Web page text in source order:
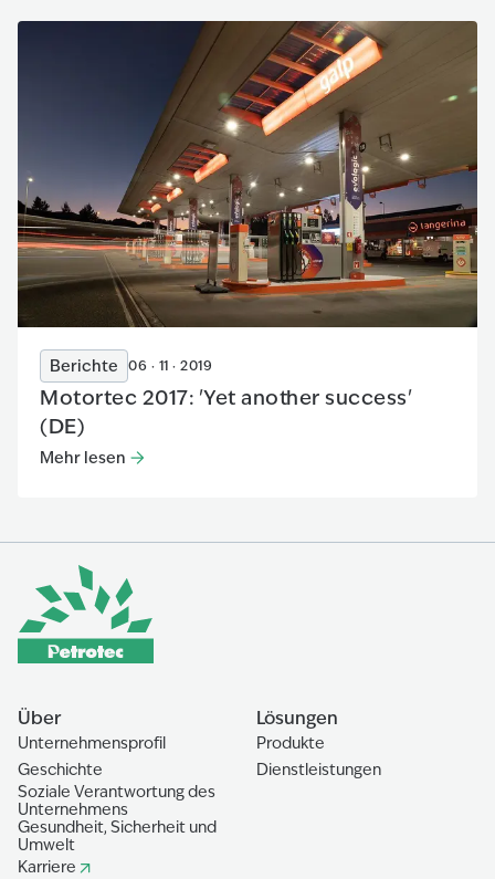
Berichte 06 · 11 · 2019
Motortec 2017: 'Yet another success'
(DE)
Mehr lesen
Mehr lesen :Motortec 2017: 'Yet another success' (DE)
Über
Unternehmensprofil
Geschichte
Soziale Verantwortung des
Unternehmens
Gesundheit, Sicherheit und
Umwelt
Karriere
Lösungen
Produkte
Dienstleistungen